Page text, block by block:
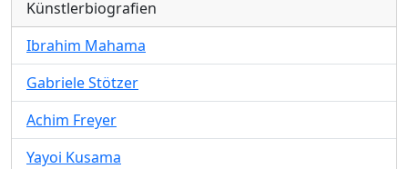
Künstlerbiografien
Ibrahim Mahama
Gabriele Stötzer
Achim Freyer
Yayoi Kusama